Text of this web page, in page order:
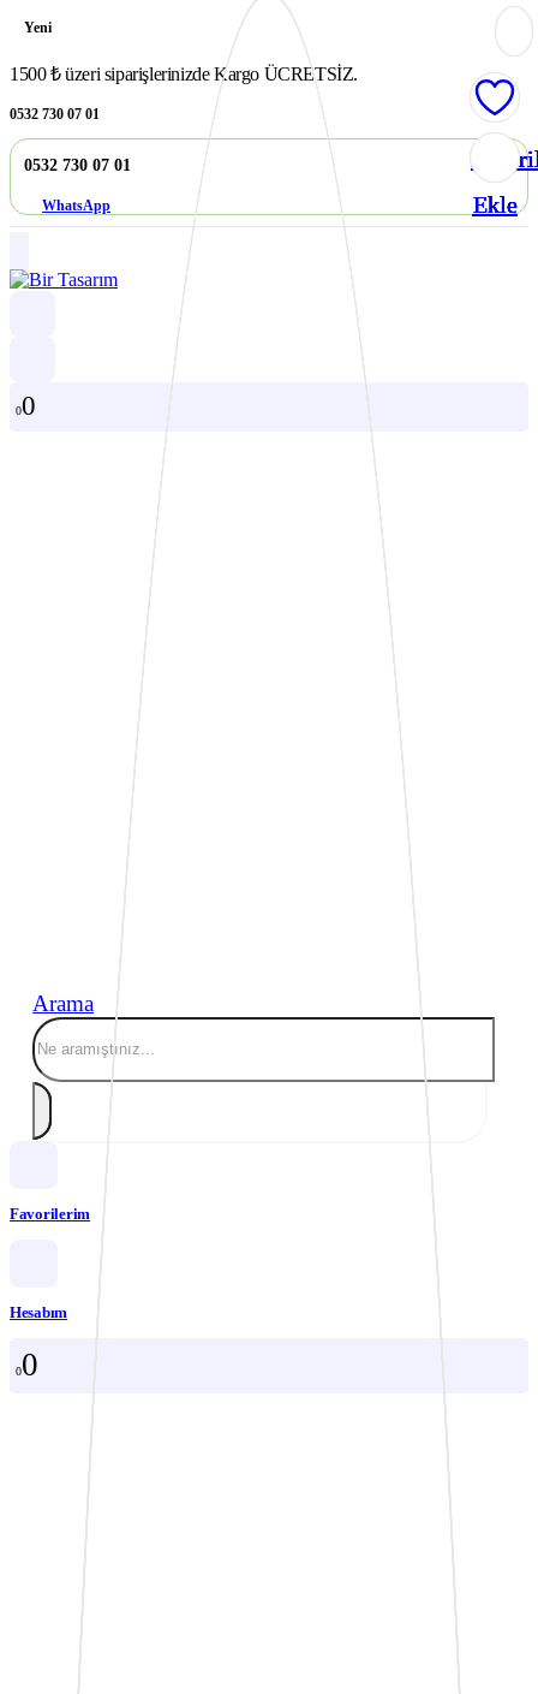
Yeni
1500 ₺ üzeri siparişlerinizde Kargo ÜCRETSİZ.
0532 730 07 01
0532 730 07 01
WhatsApp
00
Arama
Favorilerim
Hesabım
00
Ekle
Ekle
Ekle
Ekle
Ekle